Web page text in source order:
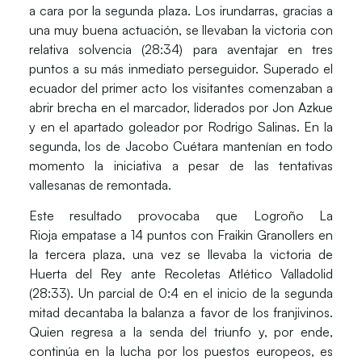
a cara por la segunda plaza. Los irundarras, gracias a
una muy buena actuación, se llevaban la victoria con
relativa solvencia(28:34) para aventajar en tres
puntos a su más inmediato perseguidor. Superado el
ecuador del primer acto los visitantes comenzaban a
abrir brecha en el marcador, liderados por Jon Azkue
y en el apartado goleador por Rodrigo Salinas. En la
segunda, los de Jacobo Cuétara mantenían en todo
momento la iniciativa a pesar de las tentativas
vallesanas de remontada.
Este resultado provocaba que Logroño La
Rioja empatase a 14 puntos con Fraikin Granollers en
la tercera plaza, una vez se llevaba la victoria de
Huerta del Rey ante Recoletas Atlético Valladolid
(28:33). Un parcial de 0:4 en el inicio de la segunda
mitad decantaba la balanza a favor de los franjivinos.
Quien regresa a la senda del triunfo y, por ende,
continúa en la lucha por los puestos europeos, es